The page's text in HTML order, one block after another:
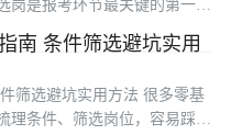
岗是报考环节最关键的第一
手，容易踩坑错失适合自己
岗指南，面向所有首次参与
南 条件筛选避坑实用
筛选避坑实用方法 很多零基
条件、筛选岗位，容易踩坑